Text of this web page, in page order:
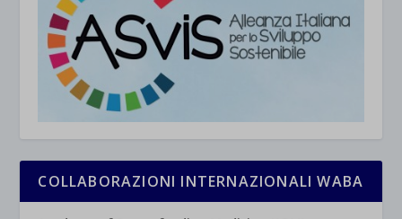
COLLABORAZIONI INTERNAZIONALI WABA